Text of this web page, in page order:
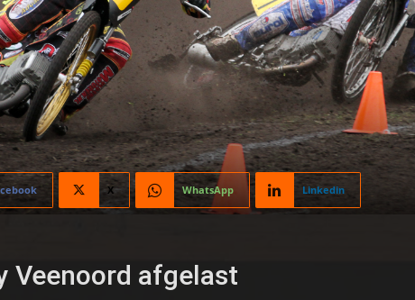
X WhatsApp Linkedin
Veenoord afgelast